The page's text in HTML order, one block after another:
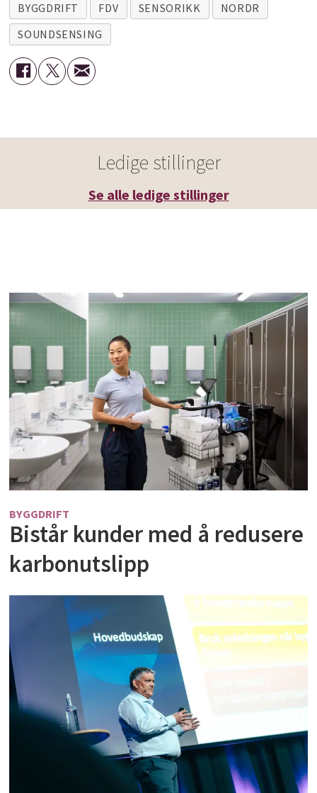
BYGGDRIFT FDV SENSORIKK
NORDR
SOUNDSENSING
Ledige stillinger
Se alle ledige stillinger
BYGGDRIFT
Bistår kunder med å redusere
karbonutslipp